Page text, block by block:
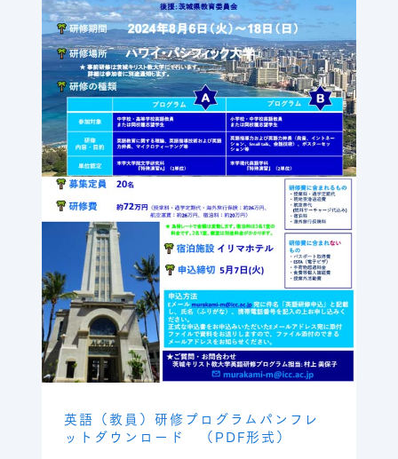
英語（教員）研修プログラムパンフレ
ットダウンロード （PDF形式）